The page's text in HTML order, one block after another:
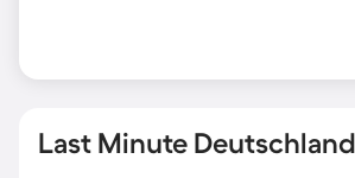
Last Minute Deutschland